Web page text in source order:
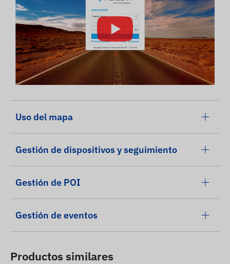
Uso del mapa
Gestión de dispositivos y seguimiento
Gestión de POI
Gestión de eventos
Productos similares